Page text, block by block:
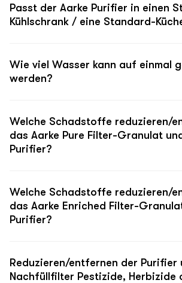
Passt der Aarke Purifier in einen
Kühlschrank / eine Standard-
Wie viel Wasser kann auf einmal
werden?
Welche Schadstoffe reduzieren/
das Aarke Pure Filter-Granulat
Purifier?
Welche Schadstoffe reduzieren/
das Aarke Enriched Filter-
Purifier?
Reduzieren/entfernen der Purifier
Nachfüllfilter Pestizide, Herbizide